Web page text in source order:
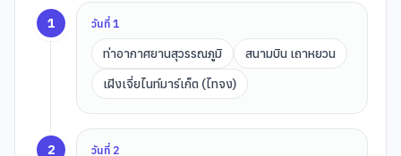
1 วันที่1
ท่าอากาศยานสุวรรณภูมิ
สนามบิน เถาหยวน
เฝิงเจี่ยไนท์มาร์เก็ต (ไทจง)
2 วันที่ 2